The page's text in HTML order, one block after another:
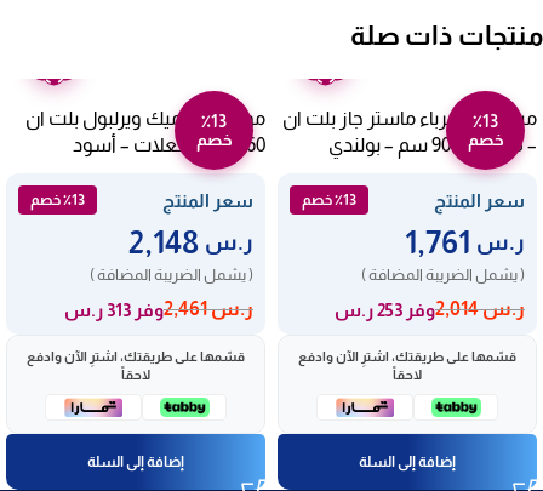
منتجات ذات صلة
٪13
خصم
مسطح كهرباء ماستر جاز بلت ان
– 5 عيون – 90 سم – بولندي
H95ctp
سعر المنتج
٪13 خصم
ر.س
( يشمل الضريبة المضافة )
ر.س2,014 وفر 253 ر.س
قسّمها على طريقتك، اشترِ الآن وادفع
لاحقاً
إضافة إلى السلة
٪13
خصم
موقد سيراميك ويرلبول بلت ان
60 سم 4 شعلات – أسود
Akm613ix
سعر المنتج
٪13 خصم
ر.س
( يشمل الضريبة المضافة )
ر.س2,461 وفر 313 ر.س
قسّمها على طريقتك، اشترِ الآن وادفع
لاحقاً
إضافة إلى السلة